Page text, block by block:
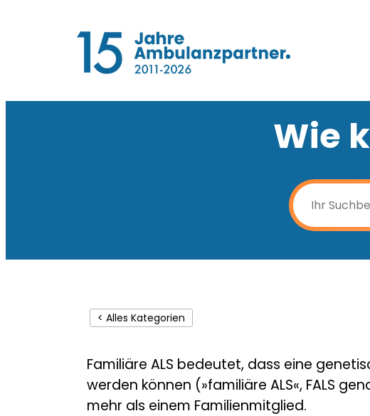
Wie
< Alles Kategorien
Familiäre ALS bedeutet, dass eine
werden können (»familiäre ALS«, FALS
mehr als einem Familienmitglied.